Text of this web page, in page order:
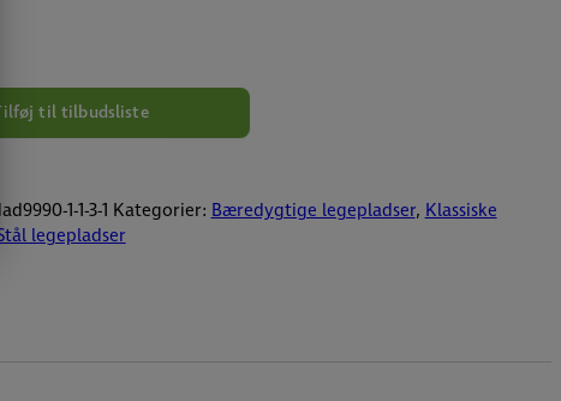
til tilbudsliste
1-1-3-1 Kategorier: Bæredygtige legepladser, Klassiske
legepladser